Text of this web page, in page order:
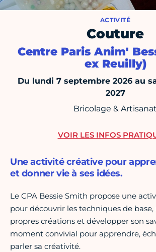
ACTIVITÉ
Couture
Centre Paris Anim'
ex Reuilly)
Du lundi 7 septembre 2026 au
2027
Bricolage & Artisanat
Une activité créative pour
et donner vie à ses idées.
Le CPA Bessie Smith propose une
pour découvrir les techniques de base,
propres créations et développer son
moment convivial pour apprendre,
parler sa créativité.
VOIR LES INFOS